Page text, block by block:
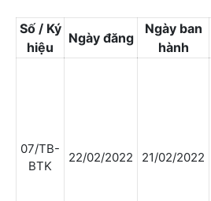
Số / Ký
hiệu
Ngày đăng
Ngày ban
hành
07/TB-
BTK
22/02/2022 21/02/2022